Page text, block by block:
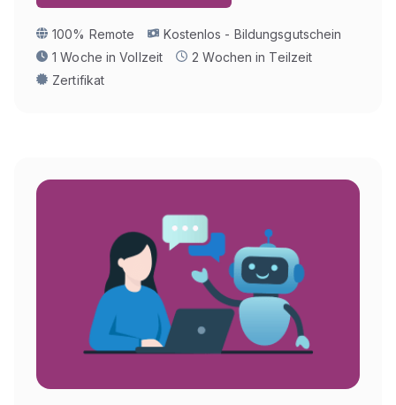
100% Remote
Kostenlos - Bildungsgutschein
1 Woche in Vollzeit
2 Wochen in Teilzeit
Zertifikat